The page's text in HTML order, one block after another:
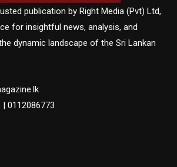
publication by Right Media (Pvt) Ltd,
for insightful news, analysis, and
dynamic landscape of the Sri Lankan
0112086773